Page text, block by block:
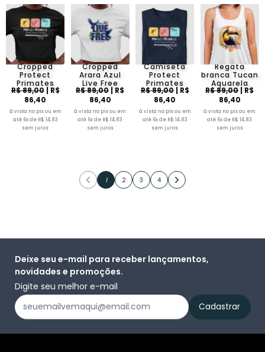
Cropped
Protect
Primates
R$ 89,00| R$
86,40
à vista no pix ou em
até 6x de R$ 14,83
sem juros
Cropped
Arara Azul
Live Free
R$ 89,00| R$
86,40
à vista no pix ou em
até 6x de R$ 14,83
sem juros
Camiseta
Protect
Primates
R$ 89,00| R$
86,40
à vista no pix ou em
até 6x de R$ 14,83
sem juros
Regata
branca Tucan
Aquarela
R$ 89,00| R$
86,40
à vista no pix ou em
até 6x de R$ 14,83
sem juros
1 2 3 4
Deixe seu e-mail para receber lançamentos,
novidades e promoções.
Digite seu melhor e-mail